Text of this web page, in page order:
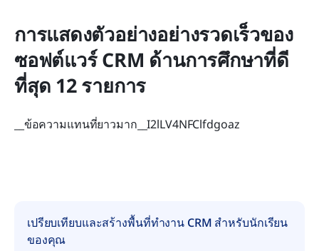
การแสดงตัวอย่างอย่างรวดเร็วของ
ซอฟต์แวร์ CRM ด้านการศึกษาที่ดี
ที่สุด 12 รายการ
__ข้อความแทนที่ยาวมาก__I2lLV4NFClfdgoaz
เปรียบเทียบและสร้างพื้นที่ทำงาน CRM สำหรับนักเรียน
ของคุณ